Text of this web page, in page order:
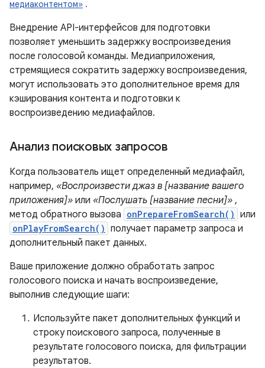
медиаконтентом» .
Внедрение API-интерфейсов для подготовки
позволяет уменьшить задержку воспроизведения
после голосовой команды. Медиаприложения,
стремящиеся сократить задержку воспроизведения,
могут использовать это дополнительное время для
кэширования контента и подготовки к
воспроизведению медиафайлов.
Анализ поисковых запросов
Когда пользователь ищет определенный медиафайл,
например, «Воспроизвести джаз в [название вашего
приложения]» или «Послушать [название песни]» ,
метод обратного вызова onPrepareFromSearch() или
onPlayFromSearch() получает параметр запроса и
дополнительный пакет данных.
Ваше приложение должно обработать запрос
голосового поиска и начать воспроизведение,
выполнив следующие шаги:
Используйте пакет дополнительных функций и
строку поискового запроса, полученные в
результате голосового поиска, для фильтрации
результатов.